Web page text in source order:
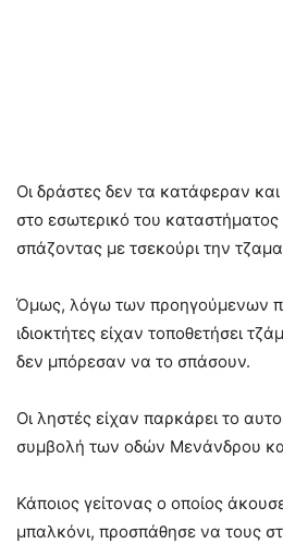
Οι δράστες δεν τα κατάφεραν
στο εσωτερικό του καταστήματος
σπάζοντας με τσεκούρι την
Όμως, λόγω των προηγούμενων
ιδιοκτήτες είχαν τοποθετήσει
δεν μπόρεσαν να το σπάσουν.
Οι ληστές είχαν παρκάρει το
συμβολή των οδών Μενάνδρου
Κάποιος γείτονας ο οποίος
μπαλκόνι, προσπάθησε να τους